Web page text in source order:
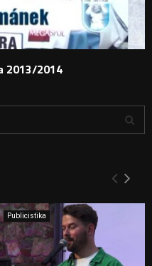
2013/2014
Y
H
Publicistika